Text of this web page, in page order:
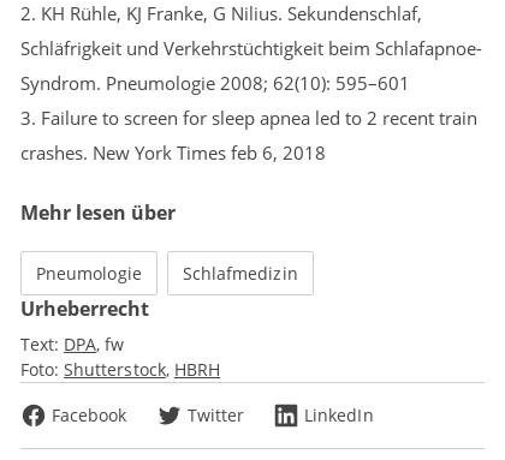
2. KH Rühle, KJ Franke, G Nilius. Sekundenschlaf,
Schläfrigkeit und Verkehrstüchtigkeit beim Schlafapnoe-
Syndrom. Pneumologie 2008; 62(10): 595–601
3. Failure to screen for sleep apnea led to 2 recent train
crashes. New York Times feb 6, 2018
Mehr lesen über
Pneumologie Schlafmedizin
Urheberrecht
Text: DPA fw
Foto: Shutterstock HBRH
Facebook
Twitter LinkedIn